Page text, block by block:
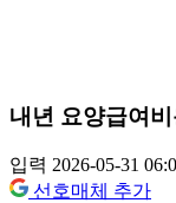
내년 요양급여
입력 2026-05-31
선호매체 추가